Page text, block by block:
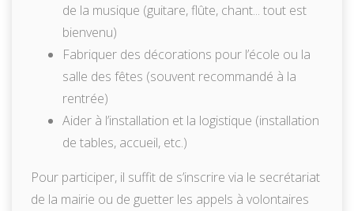
de la musique (guitare, flûte, chant... tout est
bienvenu)
Fabriquer des décorations pour l’école ou la
salle des fêtes (souvent recommandé à la
rentrée)
Aider à l’installation et la logistique (installation
de tables, accueil, etc.)
Pour participer, il suffit de s’inscrire via le secrétariat
de la mairie ou de guetter les appels à volontaires